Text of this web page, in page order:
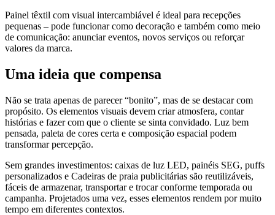
Painel têxtil com visual intercambiável é ideal para recepções
pequenas – pode funcionar como decoração e também como meio
de comunicação: anunciar eventos, novos serviços ou reforçar
valores da marca.
Uma ideia que compensa
Não se trata apenas de parecer “bonito”, mas de se destacar com
propósito. Os elementos visuais devem criar atmosfera, contar
histórias e fazer com que o cliente se sinta convidado. Luz bem
pensada, paleta de cores certa e composição espacial podem
transformar percepção.
Sem grandes investimentos: caixas de luz LED, painéis SEG, puffs
personalizados e Cadeiras de praia publicitárias são reutilizáveis,
fáceis de armazenar, transportar e trocar conforme temporada ou
campanha. Projetados uma vez, esses elementos rendem por muito
tempo em diferentes contextos.